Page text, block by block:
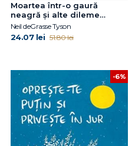
Moartea într-o gaură
neagră și alte dileme
cosmice
Neil deGrasse Tyson
24.07 lei 51.80 lei
-6%